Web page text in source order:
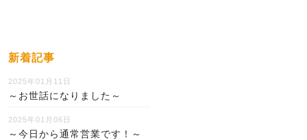
新着記事
2025年01月11日
～お世話になりました～
2025年01月06日
～今日から通常営業です！～